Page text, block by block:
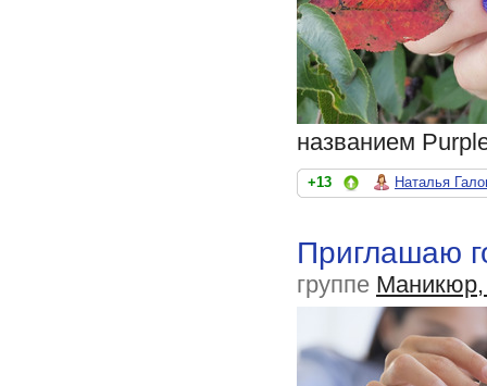
названием
+13 Наталья
Приглашаю
группе